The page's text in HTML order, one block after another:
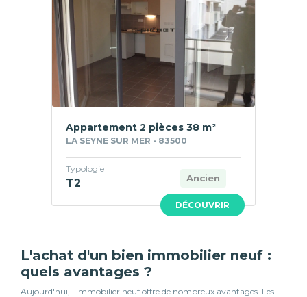
DÉCOUVRIR
Appartement 2 pièces 38 m²
LA SEYNE SUR MER - 83500
Ancien
Typologie
T2
L'achat d'un bien immobilier neuf :
quels avantages ?
Aujourd'hui, l'immobilier neuf offre de nombreux avantages. Les